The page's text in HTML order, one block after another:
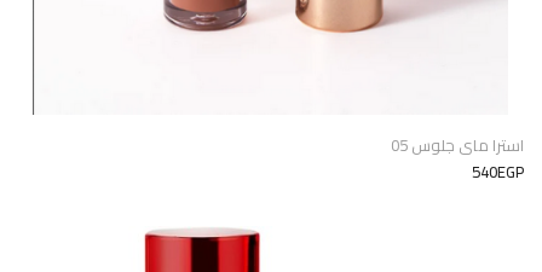
استرا ماى جلوس 05
540EGP